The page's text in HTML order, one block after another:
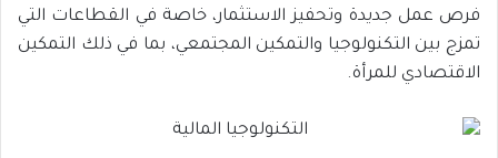
فرص عمل جديدة وتحفيز الاستثمار، خاصة في القطاعات التي
تمزج بين التكنولوجيا والتمكين المجتمعي، بما في ذلك التمكين
الاقتصادي للمرأة.